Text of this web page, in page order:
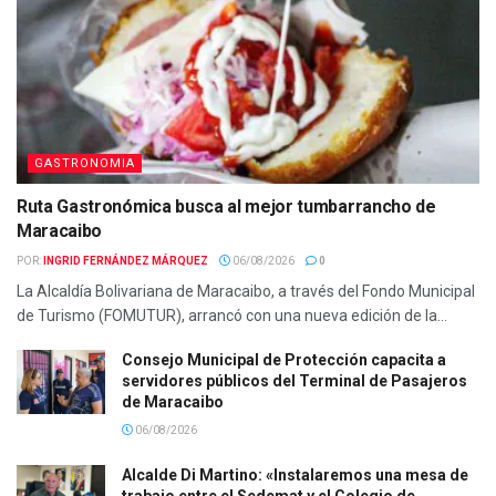
GASTRONOMIA
Ruta Gastronómica busca al mejor tumbarrancho de
Maracaibo
POR: INGRID FERNÁNDEZ MÁRQUEZ 06/08/2026 0
La Alcaldía Bolivariana de Maracaibo, a través del Fondo Municipal
de Turismo (FOMUTUR), arrancó con una nueva edición de la...
Consejo Municipal de Protección capacita a
servidores públicos del Terminal de Pasajeros
de Maracaibo
06/08/2026
Alcalde Di Martino: «Instalaremos una mesa de